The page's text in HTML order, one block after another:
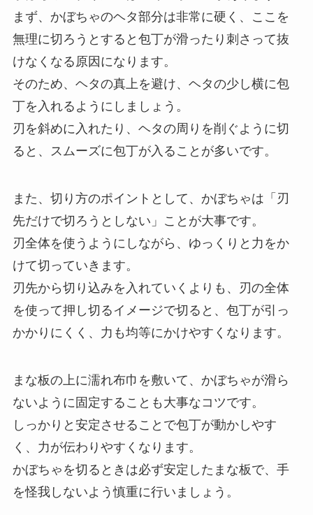
まず、かぼちゃのヘタ部分は非常に硬く、ここを
無理に切ろうとすると包丁が滑ったり刺さって抜
けなくなる原因になります。
そのため、ヘタの真上を避け、ヘタの少し横に包
丁を入れるようにしましょう。
刃を斜めに入れたり、ヘタの周りを削ぐように切
ると、スムーズに包丁が入ることが多いです。
また、切り方のポイントとして、かぼちゃは「刃
先だけで切ろうとしない」ことが大事です。
刃全体を使うようにしながら、ゆっくりと力をか
けて切っていきます。
刃先から切り込みを入れていくよりも、刃の全体
を使って押し切るイメージで切ると、包丁が引っ
かかりにくく、力も均等にかけやすくなります。
まな板の上に濡れ布巾を敷いて、かぼちゃが滑ら
ないように固定することも大事なコツです。
しっかりと安定させることで包丁が動かしやす
く、力が伝わりやすくなります。
かぼちゃを切るときは必ず安定したまな板で、手
を怪我しないよう慎重に行いましょう。